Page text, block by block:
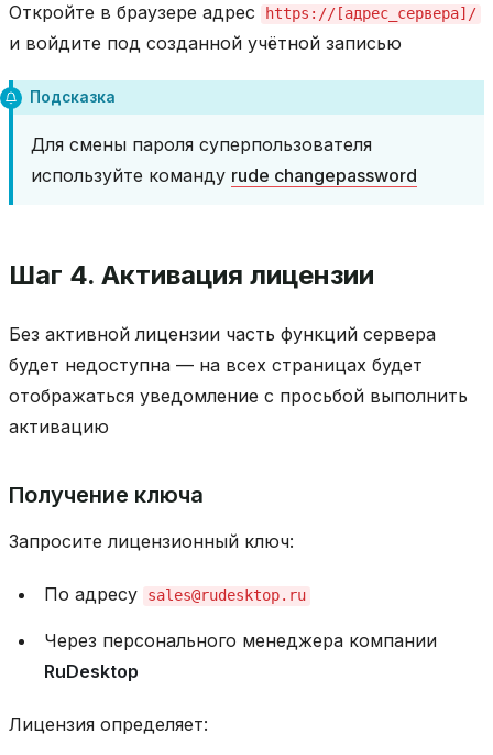
Откройте в браузере адрес https://[адрес_сервера]/
и войдите под созданной учётной записью
Подсказка
Для смены пароля суперпользователя
используйте команду rude changepassword
Шаг 4. Активация лицензии
Без активной лицензии часть функций сервера
будет недоступна — на всех страницах будет
отображаться уведомление с просьбой выполнить
активацию
Получение ключа
Запросите лицензионный ключ:
По адресу sales@rudesktop.ru
Через персонального менеджера компании
RuDesktop
Лицензия определяет: